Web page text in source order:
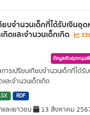
บจำนวนเด็กที่ได้รับเงินอุ
กิดและจำนวนเด็กเกิด
ข้อมูลเงินอุดหนุนเ
ารเปรียบเทียบจำนวนเด็กที่ได้รั
และจำนวนเด็กเกิด
RDF
ละเยาวชน 13 สิงหาคม